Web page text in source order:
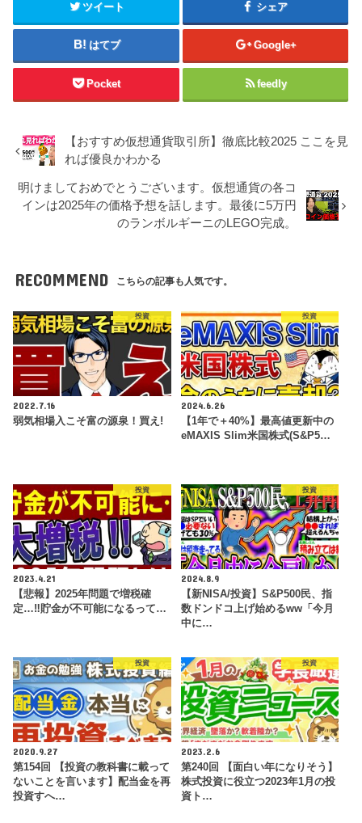
ツイート シェア
はてブ Google+
Pocket feedly
【おすすめ仮想通貨取引所】徹底比較2025 ここを見
れば優良かわかる
明けましておめでとうございます。仮想通貨の各コ
インは2025年の価格予想を話します。最後に5万円
のランボルギーニのLEGO完成。
RECOMMEND こちらの記事も人気です。
投資
2022.7.16
弱気相場入こそ富の源泉！買え!
投資
2024.6.26
【1年で＋40%】最高値更新中の
eMAXIS Slim米国株式(S&P5…
投資
2023.4.21
【悲報】2025年問題で増税確
定…‼貯金が不可能になるって…
投資
2024.8.9
【新NISA/投資】S&P500民、指
数ドンドコ上げ始めるww「今月
中に…
投資
2020.9.27
第154回 【投資の教科書に載って
ないことを言います】配当金を再
投資すへ…
投資
2023.2.6
第240回 【面白い年になりそう】
株式投資に役立つ2023年1月の投
資ト…